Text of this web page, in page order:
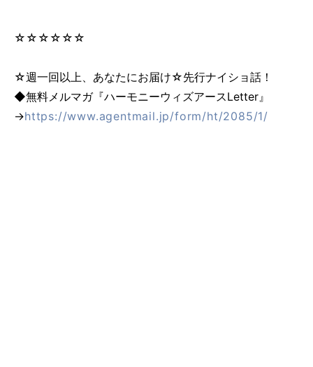
☆☆☆☆☆☆
☆週一回以上、あなたにお届け☆先行ナイショ話！
◆無料メルマガ『ハーモニーウィズアースLetter』
→https://www.agentmail.jp/form/ht/2085/1/